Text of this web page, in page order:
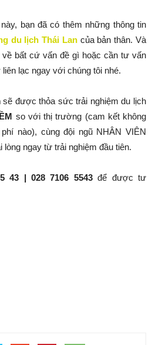
bạn đã có thêm những thông tin
du lịch Thái Lancủa bản thân. Và
bất cứ vấn đề gì hoặc cần tư vấn
lạc ngay với chúng tôi nhé.
sẽ được thỏa sức trải nghiệm du lịch
so với thị trường (cam kết không
nào), cùng đội ngũ NHÂN VIÊN
lòng ngay từ trải nghiệm đầu tiên.
43 | 028 7106 5543để được tư